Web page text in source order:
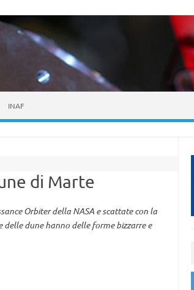
INAF
di Marte
Orbiter della NASA e scattate con la
dune hanno delle forme bizzarre e